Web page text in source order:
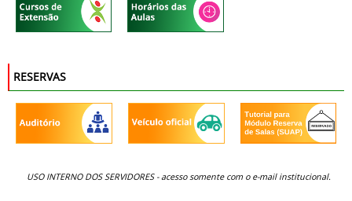
RESERVAS
USO INTERNO DOS SERVIDORES -acesso somente com o e-mail institucional.